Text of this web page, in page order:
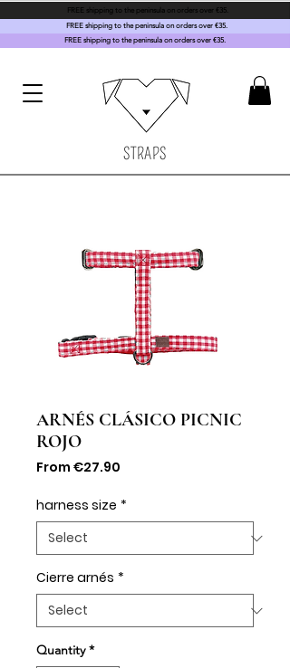
FREE shipping to the peninsula on orders over €35.
FREE shipping to the peninsula on orders over €35.
STRAPS
FREE shipping to the peninsula on orders over €35.
ARNÉS CLÁSICO PICNIC
ROJO
From €27.90
harness size *
Cierre arnés *
Quantity *